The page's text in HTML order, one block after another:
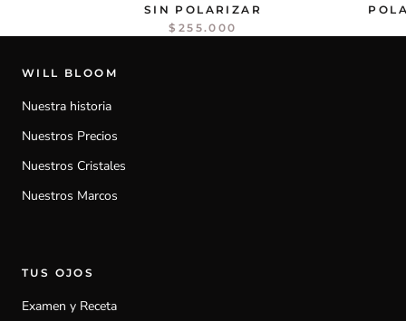
SIN POLARIZAR
$255.000
WILL BLOOM
Nuestra historia
Nuestros Precios
Nuestros Cristales
Nuestros Marcos
TUS OJOS
Examen y Receta